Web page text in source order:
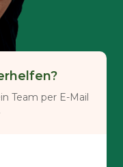
Team per E-Mail